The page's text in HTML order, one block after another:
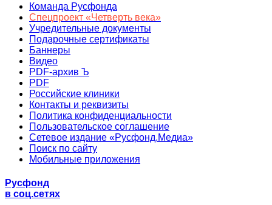
Команда Русфонда
Спецпроект «Четверть века»
Учредительные документы
Подарочные сертификаты
Баннеры
Видео
PDF-архив Ъ
PDF
Российские клиники
Контакты и реквизиты
Политика конфиденциальности
Пользовательское соглашение
Сетевое издание «Русфонд.Медиа»
Поиск по сайту
Мобильные приложения
Русфонд
в соц.сетях